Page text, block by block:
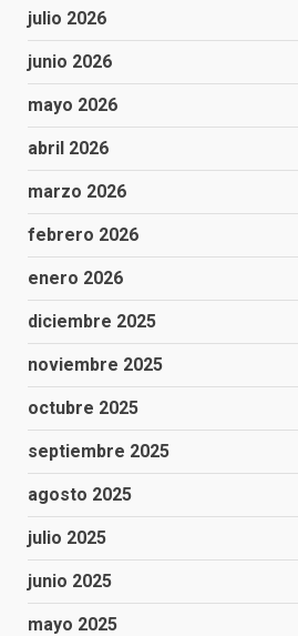
julio 2026
junio 2026
mayo 2026
abril 2026
marzo 2026
febrero 2026
enero 2026
diciembre 2025
noviembre 2025
octubre 2025
septiembre 2025
agosto 2025
julio 2025
junio 2025
mayo 2025